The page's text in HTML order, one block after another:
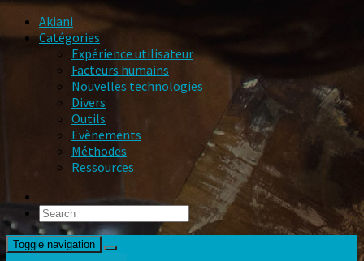
Akiani
Catégories
Expérience utilisateur
Facteurs humains
Nouvelles technologies
Divers
Outils
Evènements
Méthodes
Ressources
Toggle navigation